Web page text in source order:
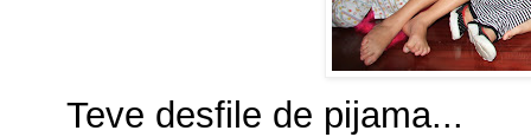
Teve desfile de pijama...